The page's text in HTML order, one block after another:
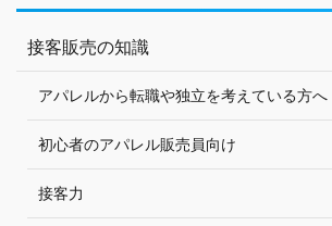
接客販売の知識
アパレルから転職や独立を考えている方へ
初心者のアパレル販売員向け
接客力